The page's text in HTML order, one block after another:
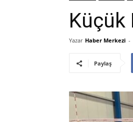
Küçük
Yazar Haber Merkezi -
Paylaş